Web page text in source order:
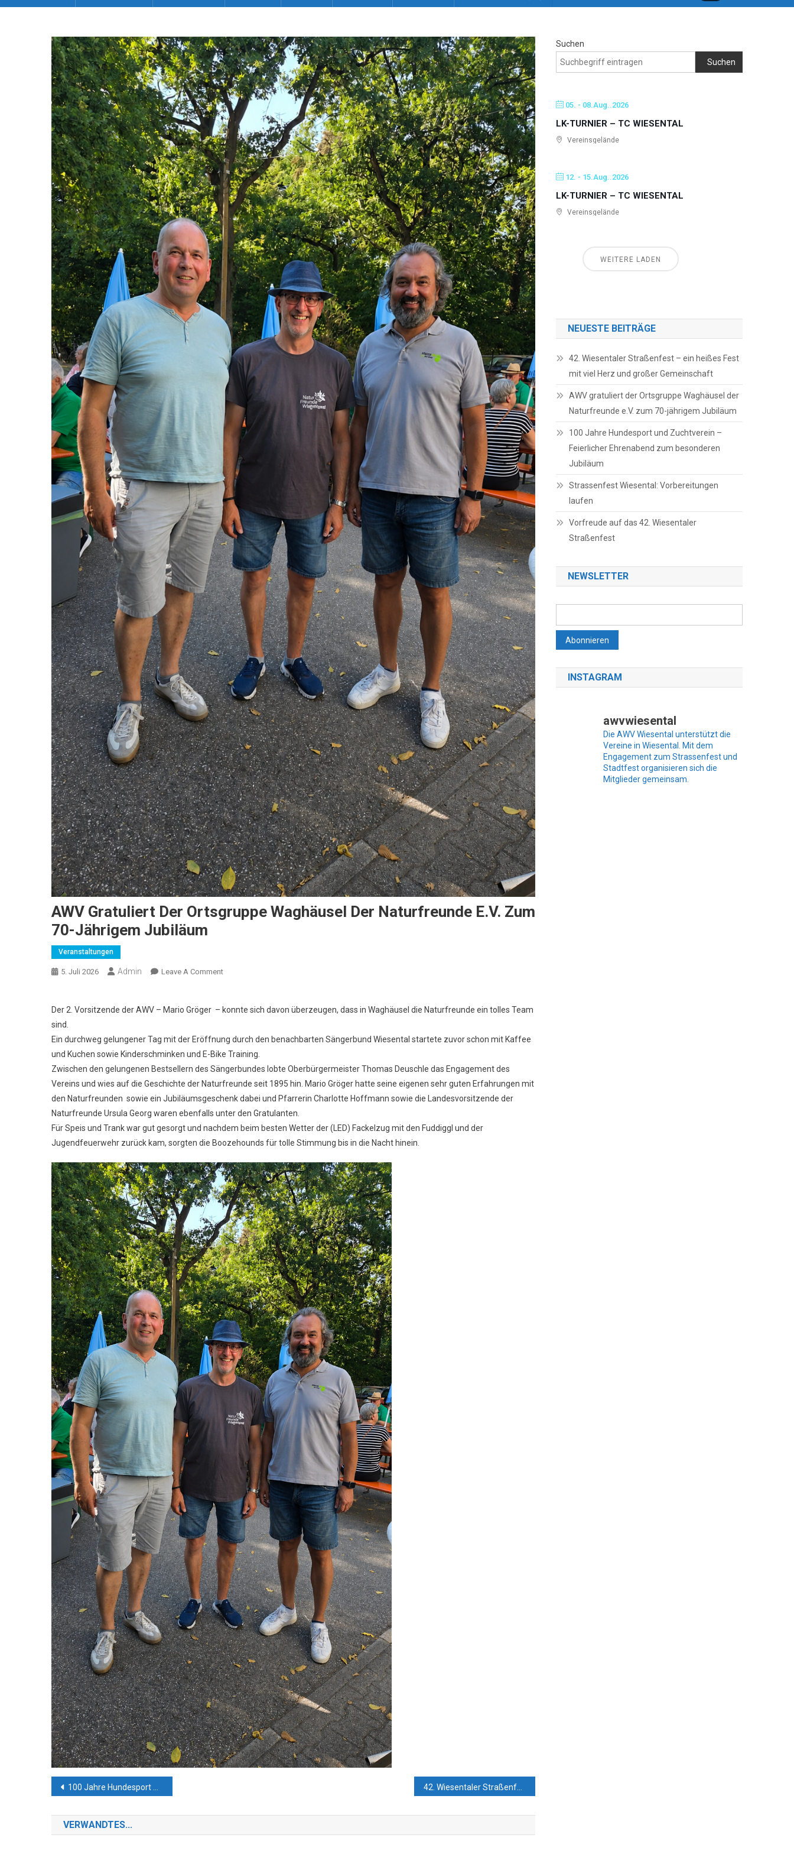
AWV Gratuliert Der Ortsgruppe Waghäusel Der Naturfreunde E.V. Zum
70-Jährigem Jubiläum
Veranstaltungen
5. Juli 2026 Admin Leave A CommentOn
Der
Waghäusel
Der
Naturfreunde
E.V.
Zum
Der 2. Vorsitzende der AWV – Mario Gröger – konnte sich davon überzeugen, dass in Waghäusel die Naturfreunde ein tolles Team
sind.
Ein durchweg gelungener Tag mit der Eröffnung durch den benachbarten Sängerbund Wiesental startete zuvor schon mit Kaffee
und Kuchen sowie Kinderschminken und E-Bike Training.
Zwischen den gelungenen Bestsellern des Sängerbundes lobte Oberbürgermeister Thomas Deuschle das Engagement des
Vereins und wies auf die Geschichte der Naturfreunde seit 1895 hin. Mario Gröger hatte seine eigenen sehr guten Erfahrungen mit
den Naturfreunden sowie ein Jubiläumsgeschenk dabei und Pfarrerin Charlotte Hoffmann sowie die Landesvorsitzende der
Naturfreunde Ursula Georg waren ebenfalls unter den Gratulanten.
Für Speis und Trank war gut gesorgt und nachdem beim besten Wetter der (LED) Fackelzug mit den Fuddiggl und der
Jugendfeuerwehr zurück kam, sorgten die Boozehounds für tolle Stimmung bis in die Nacht hinein.
Beitrags-
Navigation
100 Jahre Hundesport und Zuchtverein – Feierlicher Ehrenabend zum besonderen Jubiläum
VERWANDTES...
Suchen
Suchen
05. - 08.Aug..2026
LK-TURNIER – TC WIESENTAL
Vereinsgelände
12. - 15.Aug..2026
LK-TURNIER – TC WIESENTAL
Vereinsgelände
WEITERE LADEN
NEUESTE BEITRÄGE
42. Wiesentaler Straßenfest – ein heißes Fest
mit viel Herz und großer Gemeinschaft
AWV gratuliert der Ortsgruppe Waghäusel der
Naturfreunde e.V. zum 70-jährigem Jubiläum
100 Jahre Hundesport und Zuchtverein –
Feierlicher Ehrenabend zum besonderen
Jubiläum
Strassenfest Wiesental: Vorbereitungen
laufen
Vorfreude auf das 42. Wiesentaler
Straßenfest
NEWSLETTER
INSTAGRAM
awvwiesental
Die AWV Wiesental unterstützt die
Vereine in Wiesental. Mit dem
Engagement zum Strassenfest und
Stadtfest organisieren sich die
Mitglieder gemeinsam.